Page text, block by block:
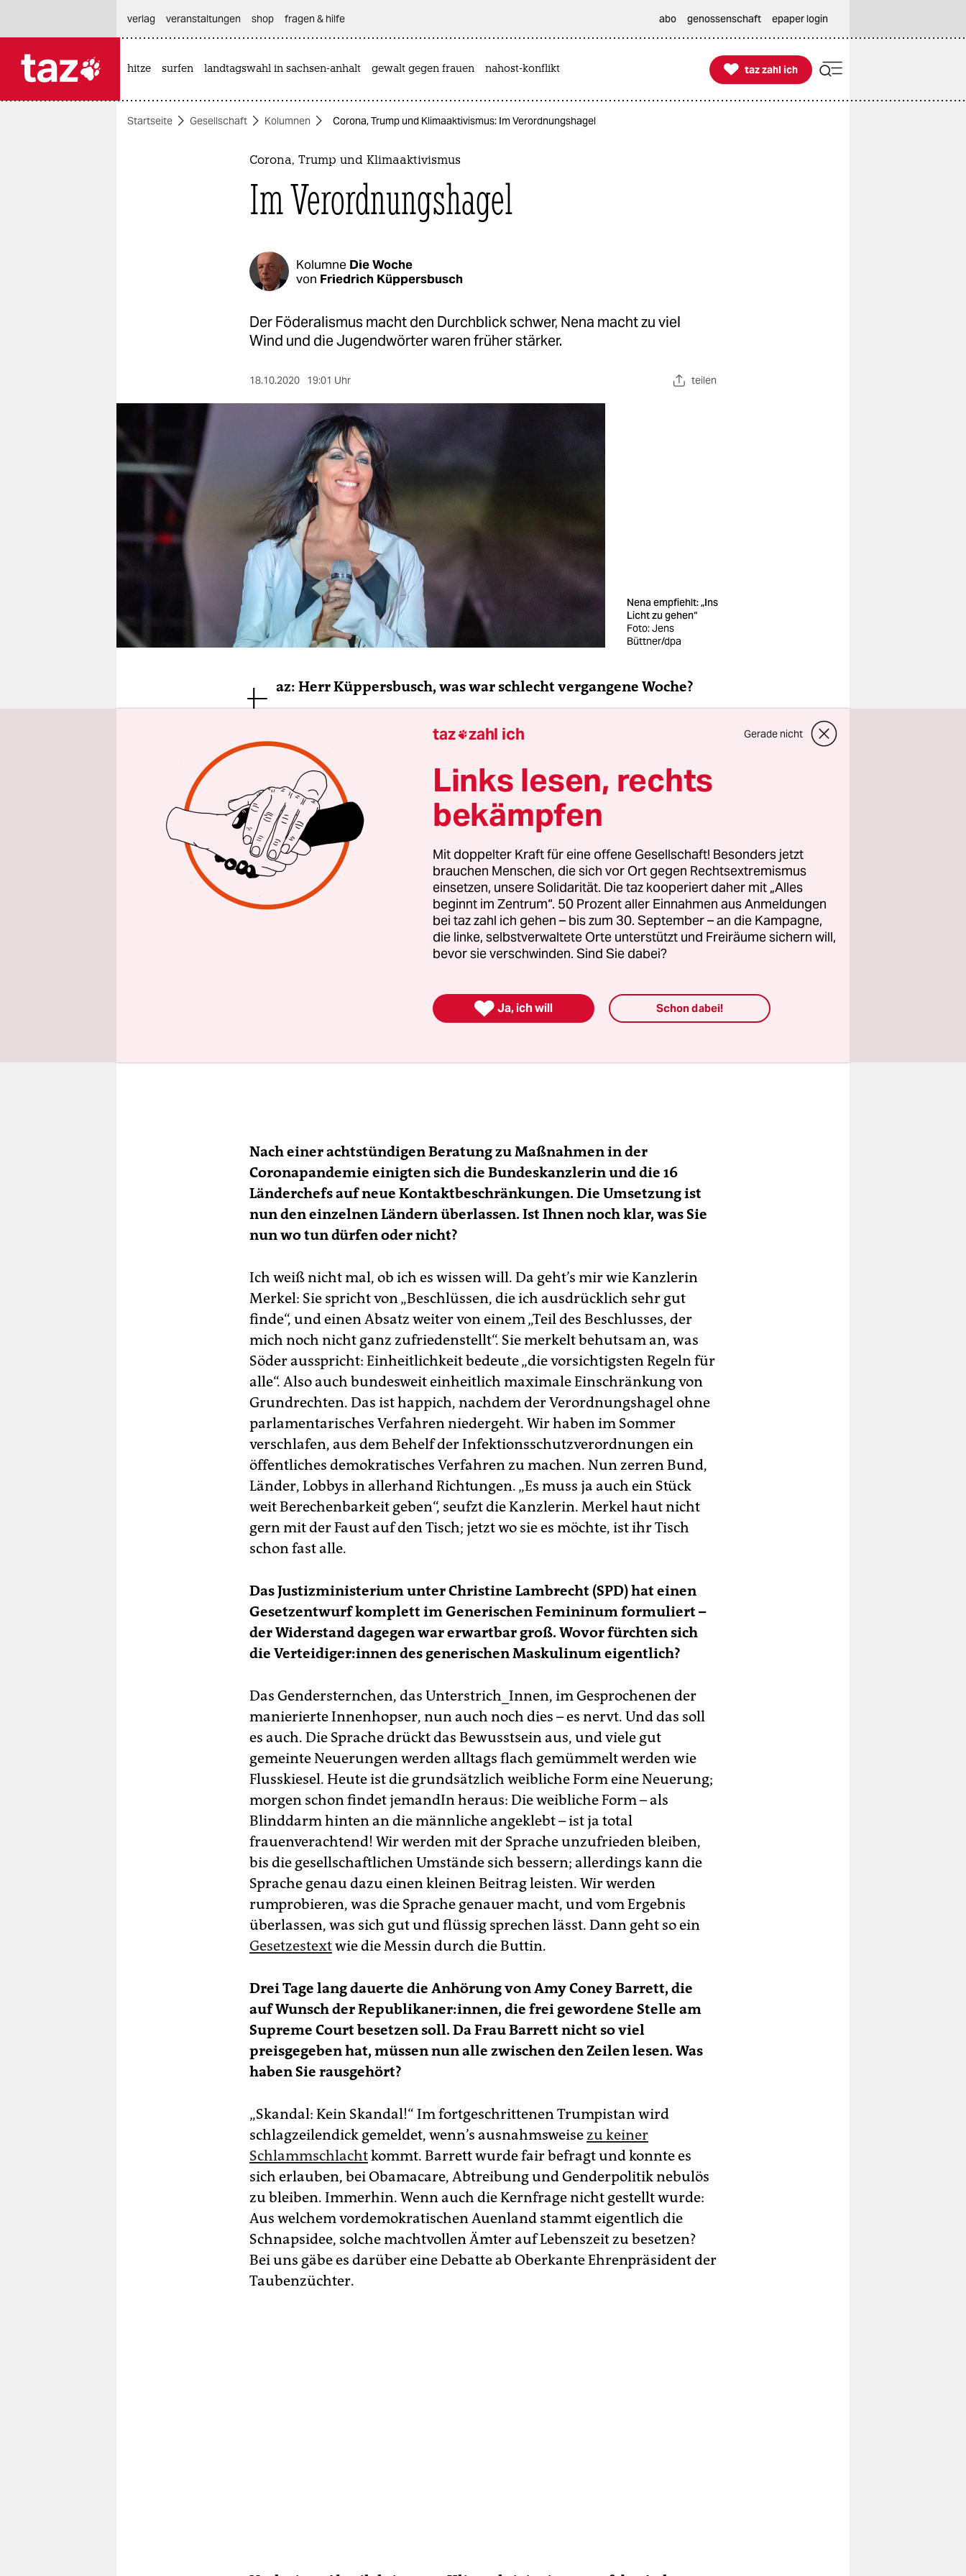
themen
verlag
veranstaltungen
fragen & hilfe
unterstützen
epaper login
verlag
veranstaltungen shop fragen & hilfe abo genossenschaft epaper login
hitze surfen landtagswahl in sachsen-anhalt gewalt gegen frauen nahost-konflikt 
taz zahl ich
taz zahl ich
Startseite Gesellschaft Kolumnen Corona, Trump und Klimaaktivismus: Im Verordnungshagel
Corona, Trump und Klimaaktivismus
Im Verordnungshagel
Kolumne Die Woche
von Friedrich Küppersbusch
Der Föderalismus macht den Durchblick schwer, Nena macht zu viel
Wind und die Jugendwörter waren früher stärker.
18.10.2020 19:01 Uhr teilen
Nena empfiehlt: „Ins
Licht zu gehen“
Foto: Jens
Büttner/dpa
t az: Herr Küppersbusch, was war schlecht vergangene Woche?
Friedrich Küppersbusch: Zu viel Föderalismus.
Und was wird in dieser besser?
Rudelsingen.
Nach einer achtstündigen Beratung zu Maßnahmen in der
Coronapandemie einigten sich die Bundeskanzlerin und die 16
Länderchefs auf neue Kontaktbeschränkungen. Die Umsetzung ist
nun den einzelnen Ländern überlassen. Ist Ihnen noch klar, was Sie
nun wo tun dürfen oder nicht?
Ich weiß nicht mal, ob ich es wissen will. Da geht’s mir wie Kanzlerin
Merkel: Sie spricht von „Beschlüssen, die ich ausdrücklich sehr gut
finde“, und einen Absatz weiter von einem „Teil des Beschlusses, der
mich noch nicht ganz zufriedenstellt“. Sie merkelt behutsam an, was
Söder ausspricht: Einheitlichkeit bedeute „die vorsichtigsten Regeln für
alle“. Also auch bundesweit einheitlich maximale Einschränkung von
Grundrechten. Das ist happich, nachdem der Verordnungshagel ohne
parlamentarisches Verfahren niedergeht. Wir haben im Sommer
verschlafen, aus dem Behelf der Infektionsschutzverordnungen ein
öffentliches demokratisches Verfahren zu machen. Nun zerren Bund,
Länder, Lobbys in allerhand Richtungen. „Es muss ja auch ein Stück
weit Berechenbarkeit geben“, seufzt die Kanzlerin. Merkel haut nicht
gern mit der Faust auf den Tisch; jetzt wo sie es möchte, ist ihr Tisch
schon fast alle.
Das Justizministerium unter Christine Lambrecht (SPD) hat einen
Gesetzentwurf komplett im Generischen Femininum formuliert –
der Widerstand dagegen war erwartbar groß. Wovor fürchten sich
die Verteidiger:innen des generischen Maskulinum eigentlich?
Das Gendersternchen, das Unterstrich_Innen, im Gesprochenen der
manierierte Innenhopser, nun auch noch dies – es nervt. Und das soll
es auch. Die Sprache drückt das Bewusstsein aus, und viele gut
gemeinte Neuerungen werden alltags flach gemümmelt werden wie
Flusskiesel. Heute ist die grundsätzlich weibliche Form eine Neuerung;
morgen schon findet jemandIn heraus: Die weibliche Form – als
Blinddarm hinten an die männliche angeklebt – ist ja total
frauenverachtend! Wir werden mit der Sprache unzufrieden bleiben,
bis die gesellschaftlichen Umstände sich bessern; allerdings kann die
Sprache genau dazu einen kleinen Beitrag leisten. Wir werden
rumprobieren, was die Sprache genauer macht, und vom Ergebnis
überlassen, was sich gut und flüssig sprechen lässt. Dann geht so ein
Gesetzestextwie die Messin durch die Buttin.
Drei Tage lang dauerte die Anhörung von Amy Coney Barrett, die
auf Wunsch der Republikaner:innen, die frei gewordene Stelle am
Supreme Court besetzen soll. Da Frau Barrett nicht so viel
preisgegeben hat, müssen nun alle zwischen den Zeilen lesen. Was
haben Sie rausgehört?
„Skandal: Kein Skandal!“ Im fortgeschrittenen Trumpistan wird
schlagzeilendick gemeldet, wenn’s ausnahmsweise zu keiner
Schlammschlachtkommt. Barrett wurde fair befragt und konnte es
sich erlauben, bei Oba­macare, Abtreibung und Genderpolitik nebulös
zu bleiben. Immerhin. Wenn auch die Kernfrage nicht gestellt wurde:
Aus welchem vordemokratischen Auenland stammt eigentlich die
Schnapsidee, solche machtvollen Ämter auf Lebenszeit zu besetzen?
Bei uns gäbe es darüber eine Debatte ab Oberkante Ehrenpräsident der
Taubenzüchter.
taz zahl ich Gerade nicht
Links lesen, rechts
bekämpfen
Mit doppelter Kraft für eine offene Gesellschaft! Besonders jetzt
brauchen Menschen, die sich vor Ort gegen Rechtsextremismus
einsetzen, unsere Solidarität. Die taz kooperiert daher mit „Alles
beginnt im Zentrum“. 50 Prozent aller Einnahmen aus Anmeldungen
bei taz zahl ich gehen – bis zum 30. September – an die Kampagne,
die linke, selbstverwaltete Orte unterstützt und Freiräume sichern will,
bevor sie verschwinden. Sind Sie dabei?
 Ja, ich will Schon dabei!